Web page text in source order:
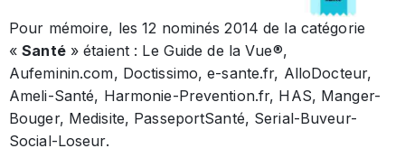
Pour mémoire, les 12 nominés 2014 de la catégorie
«Santé» étaient : Le Guide de la Vue®,
Aufeminin.com, Doctissimo, e-sante.fr, AlloDocteur,
Ameli-Santé, Harmonie-Prevention.fr, HAS, Manger-
Bouger, Medisite, PasseportSanté, Serial-Buveur-
Social-Loseur.